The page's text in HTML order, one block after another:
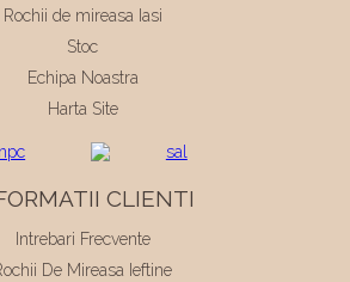
Rochii de mireasa Iasi
Stoc
Echipa Noastra
Harta Site
CLIENTI
Intrebari Frecvente
De Mireasa Ieftine